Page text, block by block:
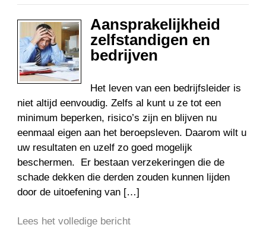
Aansprakelijkheid
zelfstandigen en
bedrijven
Het leven van een bedrijfsleider is
niet altijd eenvoudig. Zelfs al kunt u ze tot een
minimum beperken, risico’s zijn en blijven nu
eenmaal eigen aan het beroepsleven. Daarom wilt u
uw resultaten en uzelf zo goed mogelijk
beschermen. Er bestaan verzekeringen die de
schade dekken die derden zouden kunnen lijden
door de uitoefening van […]
Lees het volledige bericht